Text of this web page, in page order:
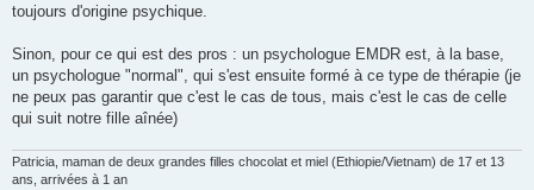
toujours d'origine psychique.
Sinon, pour ce qui est des pros : un psychologue EMDR est, à la base,
un psychologue "normal", qui s'est ensuite formé à ce type de thérapie (je
ne peux pas garantir que c'est le cas de tous, mais c'est le cas de celle
qui suit notre fille aînée)
Patricia, maman de deux grandes filles chocolat et miel (Ethiopie/Vietnam) de 17 et 13
ans, arrivées à 1 an